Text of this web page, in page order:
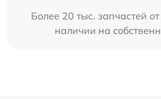
Более 20 тыс. запчастей
наличии на